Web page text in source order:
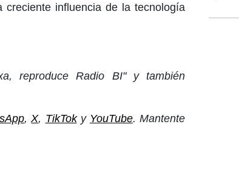
influencia de la tecnología
reproduce Radio BI" y también
,X, TikToky YouTube. Mantente